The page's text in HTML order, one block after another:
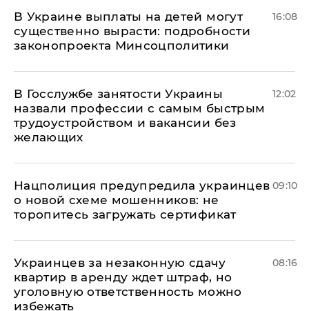
В Украине выплаты на детей могут
существенно вырасти: подробности
законопроекта Минсоцполитики
16:08
В Госслужбе занятости Украины
назвали профессии с самым быстрым
трудоустройством и вакансии без
желающих
12:02
Нацполиция предупредила украинцев
о новой схеме мошенников: не
торопитесь загружать сертификат
09:10
Украинцев за незаконную сдачу
квартир в аренду ждет штраф, но
уголовную ответственность можно
избежать
08:16